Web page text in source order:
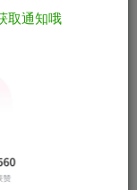
Stories
部解压运
密码：
取通知哦